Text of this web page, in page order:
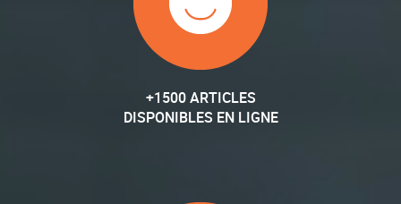
+1500 ARTICLES
DISPONIBLES EN LIGNE